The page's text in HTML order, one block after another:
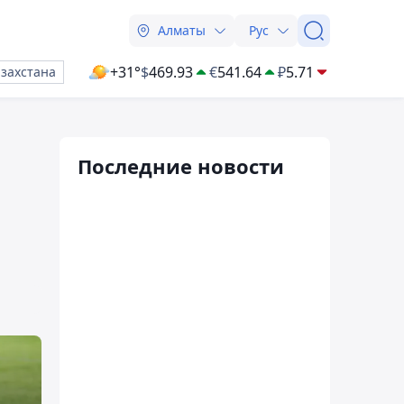
Алматы Рус
+31°$469.93 €541.64 ₽5.71
Последние новости